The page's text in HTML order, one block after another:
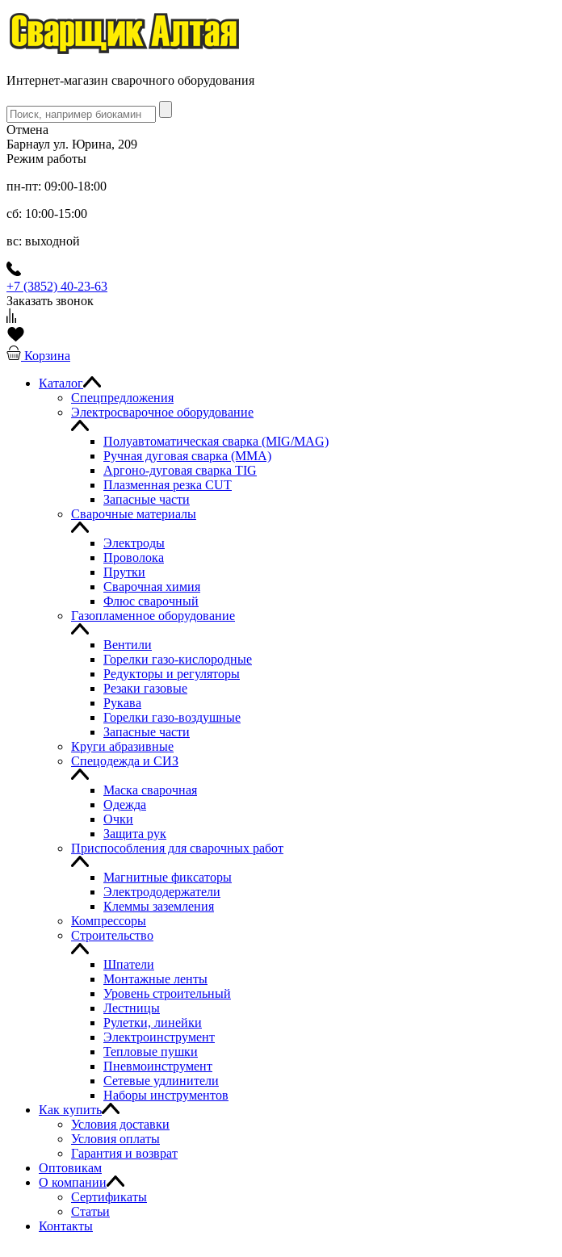
Интернет-магазин сварочного оборудования
Отмена
Барнаул ул. Юрина, 209
Режим работы
пн-пт: 09:00-18:00
сб: 10:00-15:00
вс: выходной
+7 (3852) 40-23-63
Заказать звонок
Корзина
Каталог
Спецпредложения
Электросварочное оборудование
Полуавтоматическая сварка (MIG/MAG)
Ручная дуговая сварка (MMA)
Аргоно-дуговая сварка TIG
Плазменная резка CUT
Запасные части
Сварочные материалы
Электроды
Проволока
Прутки
Сварочная химия
Флюс сварочный
Газопламенное оборудование
Вентили
Горелки газо-кислородные
Редукторы и регуляторы
Резаки газовые
Рукава
Горелки газо-воздушные
Запасные части
Круги абразивные
Спецодежда и СИЗ
Маска сварочная
Одежда
Очки
Защита рук
Приспособления для сварочных работ
Магнитные фиксаторы
Электрододержатели
Клеммы заземления
Компрессоры
Строительство
Шпатели
Монтажные ленты
Уровень строительный
Лестницы
Рулетки, линейки
Электроинструмент
Тепловые пушки
Пневмоинструмент
Сетевые удлинители
Наборы инструментов
Как купить
Условия доставки
Условия оплаты
Гарантия и возврат
Оптовикам
О компании
Сертификаты
Статьи
Контакты